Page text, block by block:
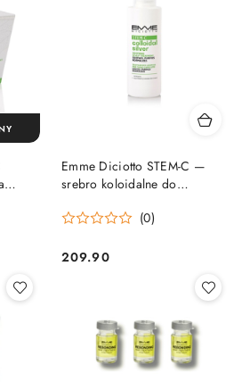
Emme Diciotto STEM-C —
srebro koloidalne do
125ml
(0)
Cena:
209.90